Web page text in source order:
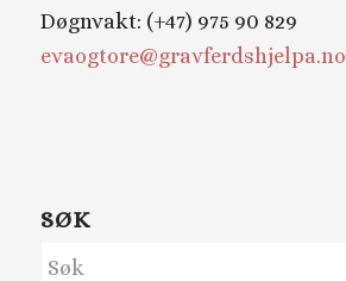
Døgnvakt: (+47) 975 90 829
evaogtore@gravferdshjelpa.no
SØK